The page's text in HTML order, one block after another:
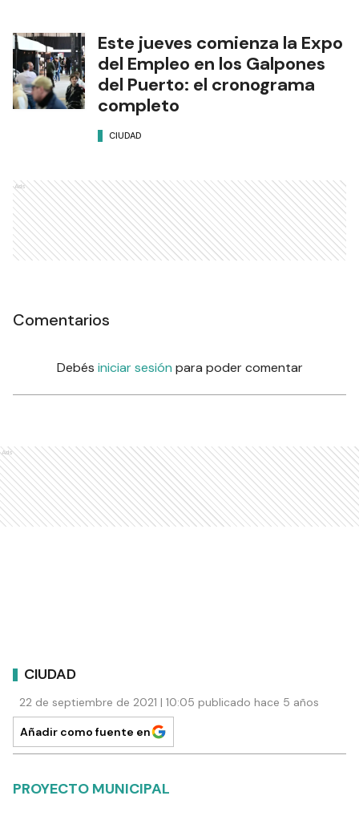
Este jueves comienza la Expo
del Empleo en los Galpones
del Puerto: el cronograma
completo
CIUDAD
Ads
Comentarios
Debés iniciar sesión para poder comentar
Ads
CIUDAD
22 de septiembre de 2021 | 10:05 publicado hace 5 años
Añadir como fuente en
PROYECTO MUNICIPAL